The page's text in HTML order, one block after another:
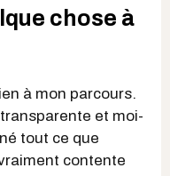
chose à
à mon parcours.
et moi-
tout ce que
contente